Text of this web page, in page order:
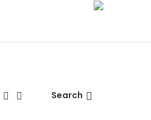
Search